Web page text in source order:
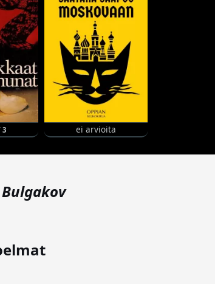
ei arvioita